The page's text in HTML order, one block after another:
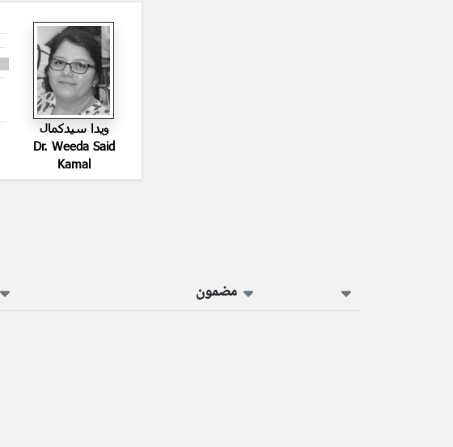
ویدا سیدکمال
Dr. Weeda Said
Kamal
مضمون